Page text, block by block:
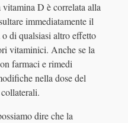
D è correlata alla
immediatamente il
di qualsiasi altro effetto
vitaminici. Anche se la
farmaci e rimedi
nella dose del
dire che la